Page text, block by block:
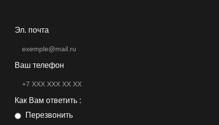
Эл. почта
Ваш телефон
Как Вам ответить :
Перезвонить